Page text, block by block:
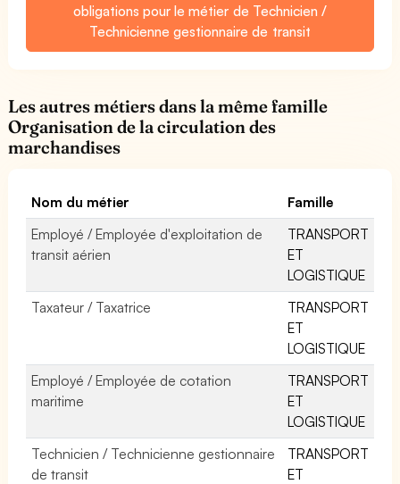
obligations pour le métier de Technicien /
Technicienne gestionnaire de transit
Les autres métiers dans la même famille
Organisation de la circulation des
marchandises
Nom du métier
Famille
Employé / Employée d'exploitation de
transit aérien
TRANSPORT
ET
LOGISTIQUE
Taxateur / Taxatrice
TRANSPORT
ET
LOGISTIQUE
Employé / Employée de cotation
maritime
TRANSPORT
ET
LOGISTIQUE
Technicien / Technicienne gestionnaire
de transit
TRANSPORT
ET